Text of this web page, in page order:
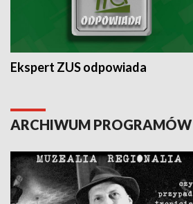
Ekspert ZUS odpowiada
ARCHIWUM PROGRAMÓW